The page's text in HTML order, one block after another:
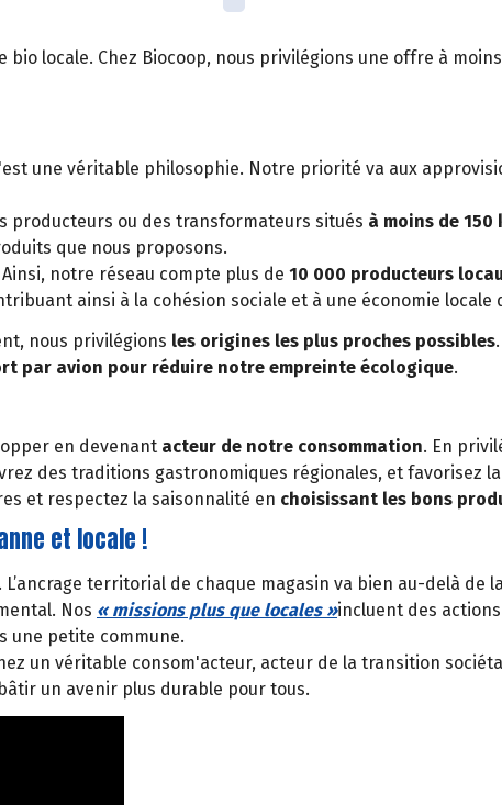
locale. Chez Biocoop, nous privilégions une offre à
une véritable philosophie. Notre priorité va aux
producteurs ou des transformateurs situés à moins de 150
que nous proposons.
Ainsi, notre réseau compte plus de 10 000 producteurs
ainsi à la cohésion sociale et à une économie locale
nous privilégions les origines les plus proches possibles
par avion pour réduire notre empreinte écologique.
en devenant acteur de notre consommation. En
des traditions gastronomiques régionales, et favorisez
et respectez la saisonnalité en choisissant les bons
et locale !
territorial de chaque magasin va bien au-delà
Nos « missions plus que locales »incluent des
une petite commune.
un véritable consom'acteur, acteur de la transition
un avenir plus durable pour tous.